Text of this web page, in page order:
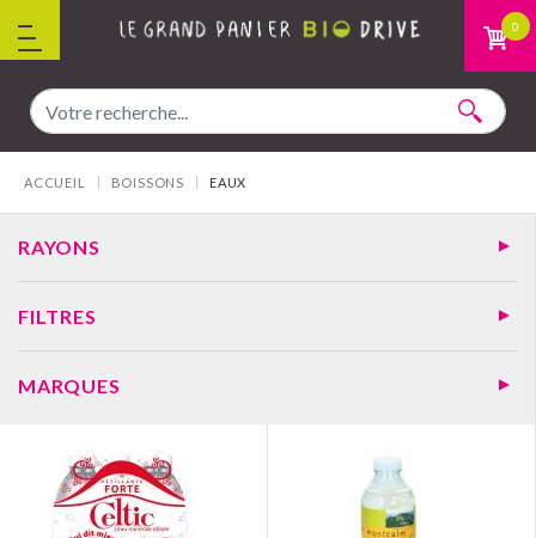
0
ACCUEIL BOISSONS EAUX
RAYONS
FILTRES
MARQUES